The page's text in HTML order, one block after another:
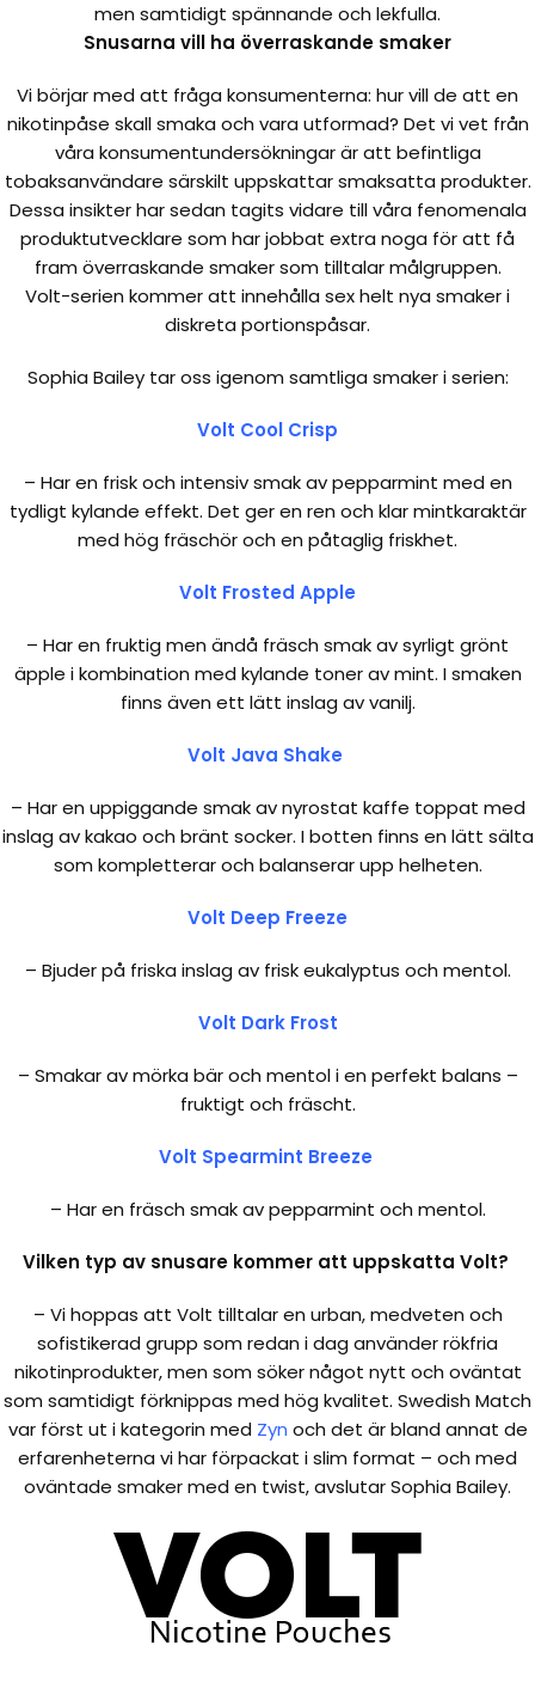
men samtidigt spännande och lekfulla.
Snusarna vill ha överraskande smaker
Vi börjar med att fråga konsumenterna: hur vill de att en
nikotinpåse skall smaka och vara utformad? Det vi vet från
våra konsumentundersökningar är att befintliga
tobaksanvändare särskilt uppskattar smaksatta produkter.
Dessa insikter har sedan tagits vidare till våra fenomenala
produktutvecklare som har jobbat extra noga för att få
fram överraskande smaker som tilltalar målgruppen.
Volt-serien kommer att innehålla sex helt nya smaker i
diskreta portionspåsar.
Sophia Bailey tar oss igenom samtliga smaker i serien:
Volt Cool Crisp
– Har en frisk och intensiv smak av pepparmint med en
tydligt kylande effekt. Det ger en ren och klar mintkaraktär
med hög fräschör och en påtaglig friskhet.
Volt Frosted Apple
– Har en fruktig men ändå fräsch smak av syrligt grönt
äpple i kombination med kylande toner av mint. I smaken
finns även ett lätt inslag av vanilj.
Volt Java Shake
– Har en uppiggande smak av nyrostat kaffe toppat med
inslag av kakao och bränt socker. I botten finns en lätt sälta
som kompletterar och balanserar upp helheten.
Volt Deep Freeze
– Bjuder på friska inslag av frisk eukalyptus och mentol.
Volt Dark Frost
– Smakar av mörka bär och mentol i en perfekt balans –
fruktigt och fräscht.
Volt Spearmint Breeze
– Har en fräsch smak av pepparmint och mentol.
Vilken typ av snusare kommer att uppskatta Volt?
– Vi hoppas att Volt tilltalar en urban, medveten och
sofistikerad grupp som redan i dag använder rökfria
nikotinprodukter, men som söker något nytt och oväntat
som samtidigt förknippas med hög kvalitet. Swedish Match
var först ut i kategorin med Zyn och det är bland annat de
erfarenheterna vi har förpackat i slim format – och med
oväntade smaker med en twist, avslutar Sophia Bailey.